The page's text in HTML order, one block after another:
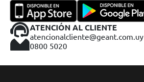
ATENCIÓN AL CLIENTE
atencionalcliente@geant.com.uy
0800 5020